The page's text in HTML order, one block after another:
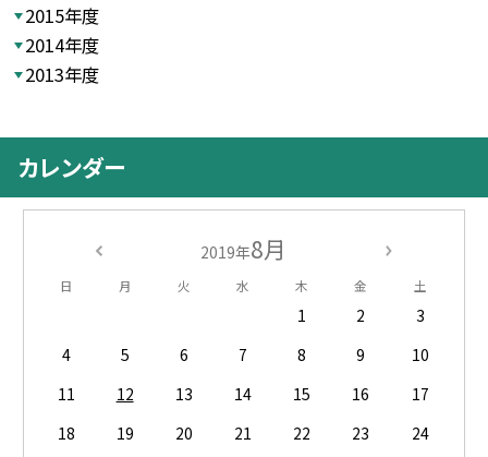
2015年度
2014年度
2013年度
カレンダー
2019年8月
日 月 火 水 木 金 土
1 2
3
4
5 6 7 8 9
10
11
12 13 14 15 16
17
18
19 20 21 22 23
24